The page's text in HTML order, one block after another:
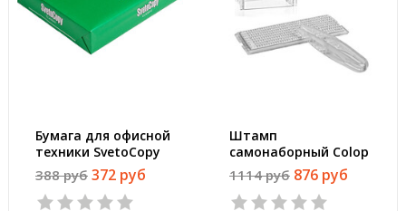
Бумага для офисной
техники SvetoCopy
(A4, марка C, 80 г/
кв.м, 500 листов)
388 руб 372 руб
Штамп
самонаборный Colop
Printer 20-3-Set
пластиковый с
персонализацией 3
1114 руб 876 руб